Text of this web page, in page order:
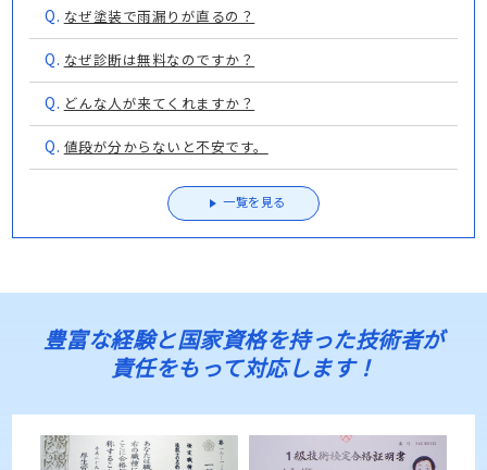
Q. なぜ塗装で雨漏りが直るの？
Q. なぜ診断は無料なのですか？
Q. どんな人が来てくれますか？
Q. 値段が分からないと不安です。
一覧を見る
豊富な経験と国家資格を持った技術者が
責任をもって対応します！